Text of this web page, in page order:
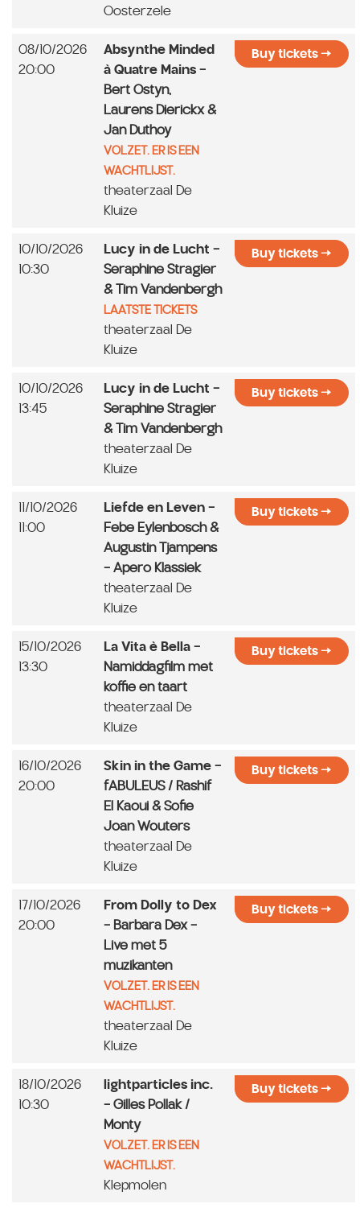
Oosterzele
08/10/2026
20:00
Absynthe Minded
à Quatre Mains -
Bert Ostyn,
Laurens Dierickx &
Jan Duthoy
VOLZET. ER IS EEN
WACHTLIJST.
theaterzaal De
Kluize
Buy tickets
10/10/2026
10:30
Lucy in de Lucht -
Seraphine Stragier
& Tim Vandenbergh
LAATSTE TICKETS
theaterzaal De
Kluize
Buy tickets
10/10/2026
13:45
Lucy in de Lucht -
Seraphine Stragier
& Tim Vandenbergh
theaterzaal De
Kluize
Buy tickets
11/10/2026
11:00
Liefde en Leven -
Febe Eylenbosch &
Augustin Tjampens
- Apero Klassiek
theaterzaal De
Kluize
Buy tickets
15/10/2026
13:30
La Vita è Bella -
Namiddagfilm met
koffie en taart
theaterzaal De
Kluize
Buy tickets
16/10/2026
20:00
Skin in the Game -
fABULEUS / Rashif
El Kaoui & Sofie
Joan Wouters
theaterzaal De
Kluize
Buy tickets
17/10/2026
20:00
From Dolly to Dex
- Barbara Dex -
Live met 5
muzikanten
VOLZET. ER IS EEN
WACHTLIJST.
theaterzaal De
Kluize
Buy tickets
18/10/2026
10:30
lightparticles inc.
- Gilles Pollak /
Monty
VOLZET. ER IS EEN
WACHTLIJST.
Klepmolen
Buy tickets